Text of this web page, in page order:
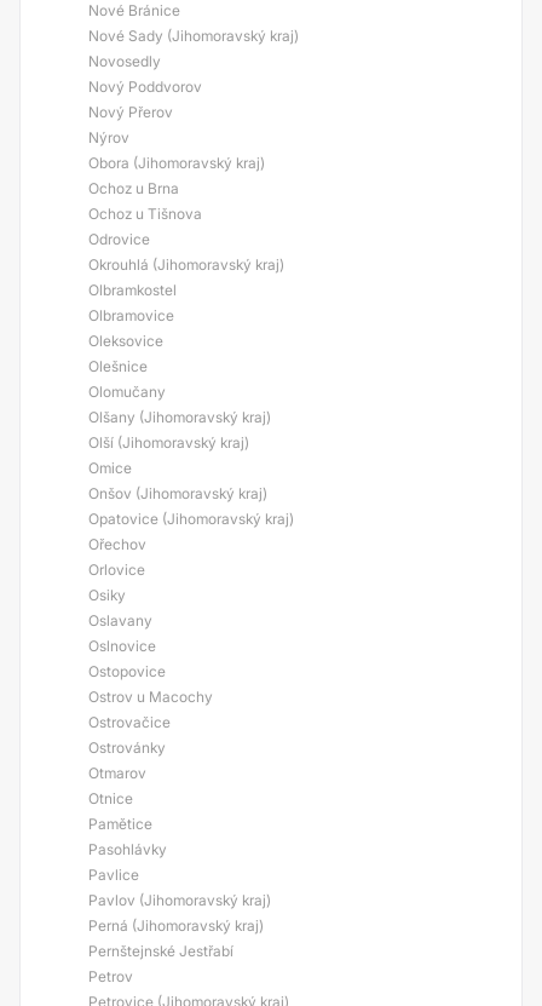
Nové Bránice
Nové Sady (Jihomoravský kraj)
Novosedly
Nový Poddvorov
Nový Přerov
Nýrov
Obora (Jihomoravský kraj)
Ochoz u Brna
Ochoz u Tišnova
Odrovice
Okrouhlá (Jihomoravský kraj)
Olbramkostel
Olbramovice
Oleksovice
Olešnice
Olomučany
Olšany (Jihomoravský kraj)
Olší (Jihomoravský kraj)
Omice
Onšov (Jihomoravský kraj)
Opatovice (Jihomoravský kraj)
Ořechov
Orlovice
Osiky
Oslavany
Oslnovice
Ostopovice
Ostrov u Macochy
Ostrovačice
Ostrovánky
Otmarov
Otnice
Pamětice
Pasohlávky
Pavlice
Pavlov (Jihomoravský kraj)
Perná (Jihomoravský kraj)
Pernštejnské Jestřabí
Petrov
Petrovice (Jihomoravský kraj)